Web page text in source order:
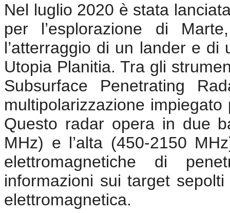
Nel luglio 2020 è stata
per l’esplorazione di
l’atterraggio di un lander e
Utopia Planitia. Tra gli
Subsurface Penetrating
multipolarizzazione
Questo radar opera in due
MHz) e l’alta (450-2150
elettromagnetiche di
informazioni sui target
elettromagnetica.